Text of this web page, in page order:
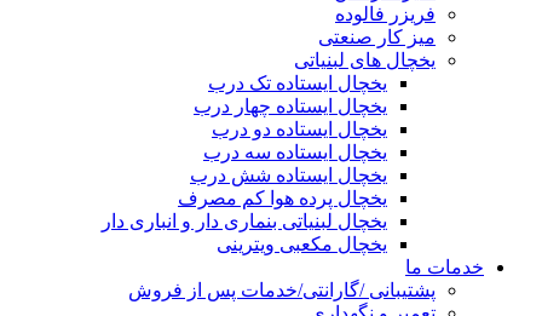
فریزر فالوده
میز کار صنعتی
یخچال های لبنیاتی
یخچال ایستاده تک درب
یخچال ایستاده چهار درب
یخچال ایستاده دو درب
یخچال ایستاده سه درب
یخچال ایستاده شش درب
یخچال پرده هوا کم مصرف
یخچال لبنیاتی بنماری دار و انباری دار
یخچال مکعبی ویترینی
خدمات ما
پشتیبانی /گارانتی/خدمات پس از فروش